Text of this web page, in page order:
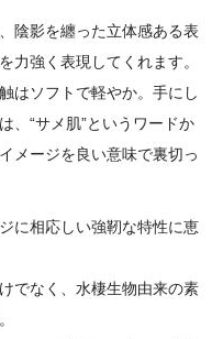
陰影を纏った立体感ある表
力強く表現してくれます。
はソフトで軽やか。手にし
、“サメ肌”というワードか
メージを良い意味で裏切っ
に相応しい強靭な特性に恵
でなく、水棲生物由来の素